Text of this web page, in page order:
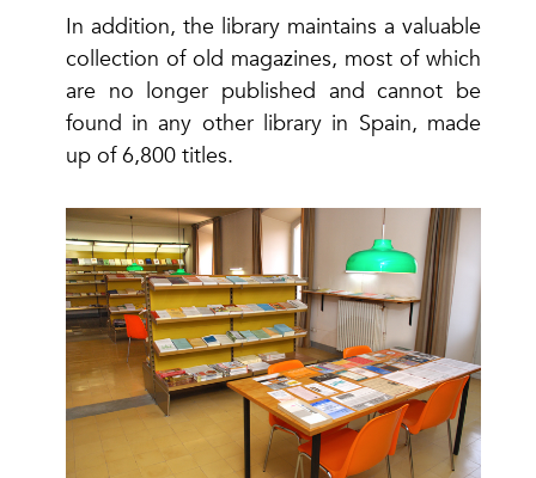
In addition, the library maintains a valuable
collection of old magazines, most of which
are no longer published and cannot be
found in any other library in Spain, made
up of 6,800 titles.